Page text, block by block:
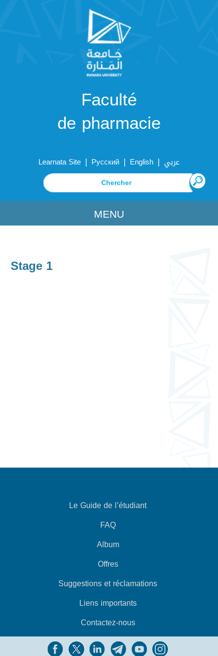
Faculté
de pharmacie
Learnata Site | Русский | English | عربي
MENU
Stage 1
Le Guide de l’étudiant
FAQ
Album
Offres
Suggestions et réclamations
Liens importants
Contactez-nous